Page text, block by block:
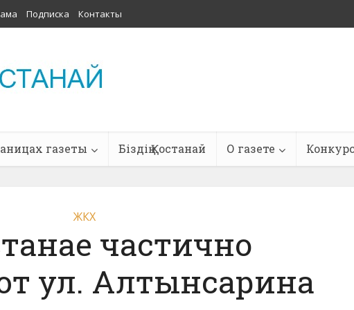
Подписка Контакты
газеты Біздің Қостанай О газете
ЖКХ
частично
ул. Алтынсарина